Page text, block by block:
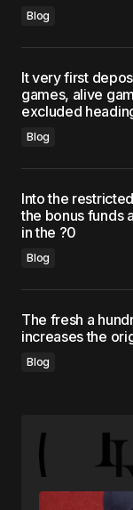
Blog
It very first
games, alive
excluded
Blog
Into the
the bonus funds
in the ?0
Blog
The fresh a
increases the
Blog